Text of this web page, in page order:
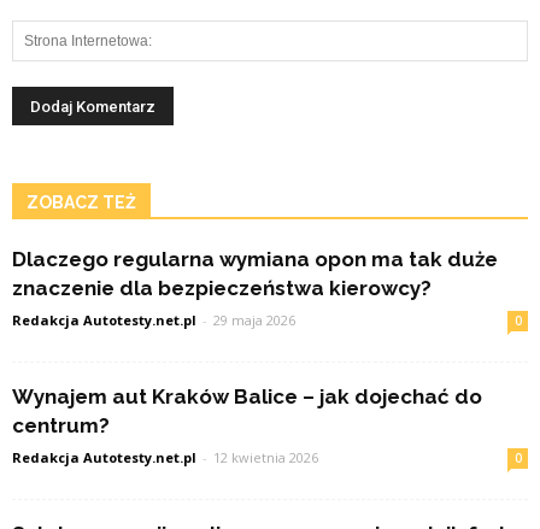
ZOBACZ TEŻ
Dlaczego regularna wymiana opon ma tak duże
znaczenie dla bezpieczeństwa kierowcy?
Redakcja Autotesty.net.pl - 29 maja 2026 0
Wynajem aut Kraków Balice – jak dojechać do
centrum?
Redakcja Autotesty.net.pl - 12 kwietnia 2026 0